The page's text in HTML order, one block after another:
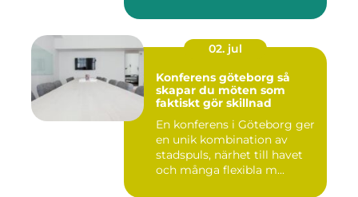
02. jul
Konferens göteborg så
skapar du möten som
faktiskt gör skillnad
En konferens i Göteborg ger
en unik kombination av
stadspuls, närhet till havet
och många flexibla m...